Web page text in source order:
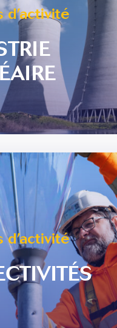
d’activité
plus
d’activité